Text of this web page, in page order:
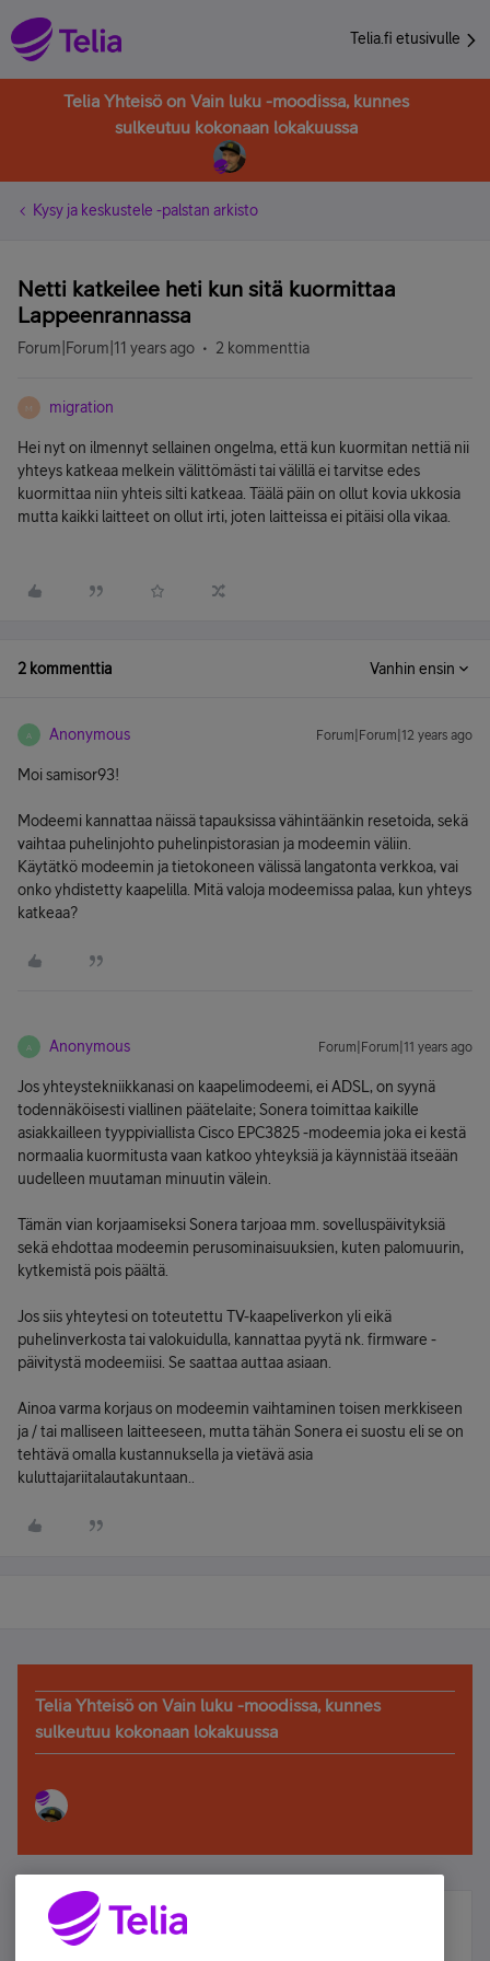
Telia.fi etusivulle
Telia Yhteisö on Vain luku -moodissa, kunnes
sulkeutuu kokonaan lokakuussa
Kysy ja keskustele -palstan arkisto
Netti katkeilee heti kun sitä kuormittaa
Lappeenrannassa
Forum|Forum|11 years ago 2 kommenttia
M migration
Hei nyt on ilmennyt sellainen ongelma, että kun kuormitan nettiä nii
yhteys katkeaa melkein välittömästi tai välillä ei tarvitse edes
kuormittaa niin yhteis silti katkeaa. Täälä päin on ollut kovia ukkosia
mutta kaikki laitteet on ollut irti, joten laitteissa ei pitäisi olla vikaa.
2 kommenttia Vanhin ensin
A Anonymous Forum|Forum|12 years ago
Moi samisor93!
Modeemi kannattaa näissä tapauksissa vähintäänkin resetoida, sekä
vaihtaa puhelinjohto puhelinpistorasian ja modeemin väliin.
Käytätkö modeemin ja tietokoneen välissä langatonta verkkoa, vai
onko yhdistetty kaapelilla. Mitä valoja modeemissa palaa, kun yhteys
katkeaa?
A Anonymous Forum|Forum|11 years ago
Jos yhteystekniikkanasi on kaapelimodeemi, ei ADSL, on syynä
todennäköisesti viallinen päätelaite; Sonera toimittaa kaikille
asiakkailleen tyyppiviallista Cisco EPC3825 -modeemia joka ei kestä
normaalia kuormitusta vaan katkoo yhteyksiä ja käynnistää itseään
uudelleen muutaman minuutin välein.
Tämän vian korjaamiseksi Sonera tarjoaa mm. sovelluspäivityksiä
sekä ehdottaa modeemin perusominaisuuksien, kuten palomuurin,
kytkemistä pois päältä.
Jos siis yhteytesi on toteutettu TV-kaapeliverkon yli eikä
puhelinverkosta tai valokuidulla, kannattaa pyytä nk. firmware -
päivitystä modeemiisi. Se saattaa auttaa asiaan.
Ainoa varma korjaus on modeemin vaihtaminen toisen merkkiseen
ja / tai malliseen laitteeseen, mutta tähän Sonera ei suostu eli se on
tehtävä omalla kustannuksella ja vietävä asia
kuluttajariitalautakuntaan..
Telia Yhteisö on Vain luku -moodissa, kunnes
sulkeutuu kokonaan lokakuussa
Älä jää paitsi – osallistu ja voita!